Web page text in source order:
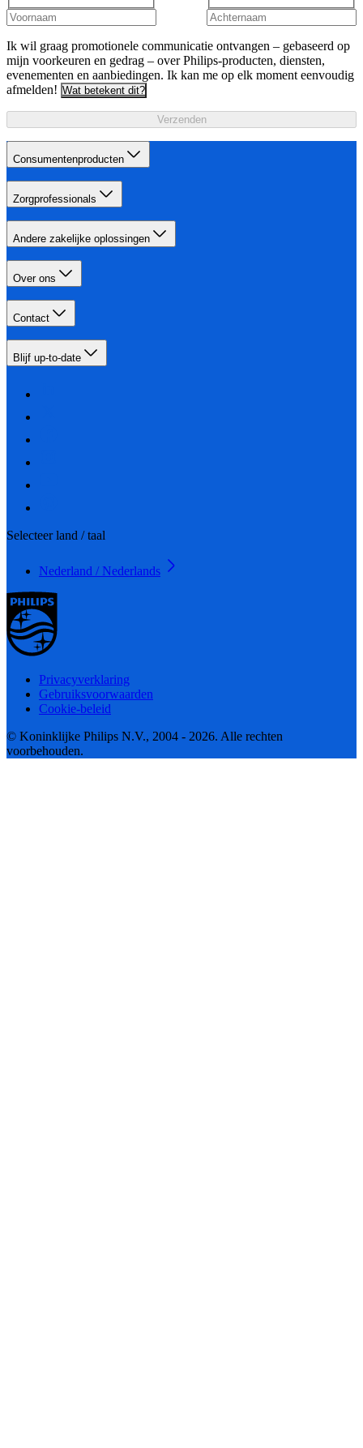
Ik wil graag promotionele communicatie ontvangen – gebaseerd op
mijn voorkeuren en gedrag – over Philips-producten, diensten,
evenementen en aanbiedingen. Ik kan me op elk moment eenvoudig
afmelden! Wat betekent dit?
Verzenden
Consumentenproducten
Zorgprofessionals
Andere zakelijke oplossingen
Over ons
Contact
Blijf up-to-date
Selecteer land / taal
Nederland / Nederlands
Privacyverklaring
Gebruiksvoorwaarden
Cookie-beleid
© Koninklijke Philips N.V., 2004 - 2026. Alle rechten
voorbehouden.